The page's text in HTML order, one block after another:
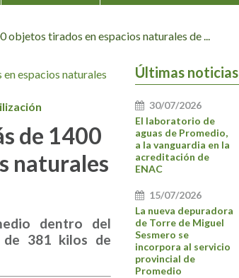
tirados en espacios naturales de ...
de 1400
naturales
dentro del
381 kilos de
Últimas noticias
30/07/2026
El laboratorio de
aguas de Promedio,
a la vanguardia en la
acreditación de
ENAC
15/07/2026
La nueva depuradora
de Torre de Miguel
Sesmero se
incorpora al servicio
provincial de
Promedio